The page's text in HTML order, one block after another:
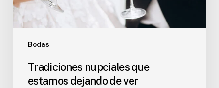
Bodas
Tradiciones nupciales que
estamos dejando de ver